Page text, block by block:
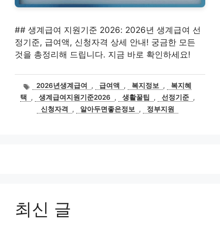
## 생계급여 지원기준 2026: 2026년 생계급여 선
정기준, 급여액, 신청자격 상세 안내! 궁금한 모든
것을 총정리해 드립니다. 지금 바로 확인하세요!
태2026년생계급여 , 급여액 , 복지정보 ,
복지혜
택
, 생계급여지원기준2026 , 생활꿀팁 , 선정기준 ,
신청자격
, 알아두면좋은정보 , 정부지원
최신 글